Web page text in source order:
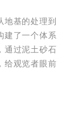
地基的处理到
建了一个体系
通过泥土砂石
给观览者眼前